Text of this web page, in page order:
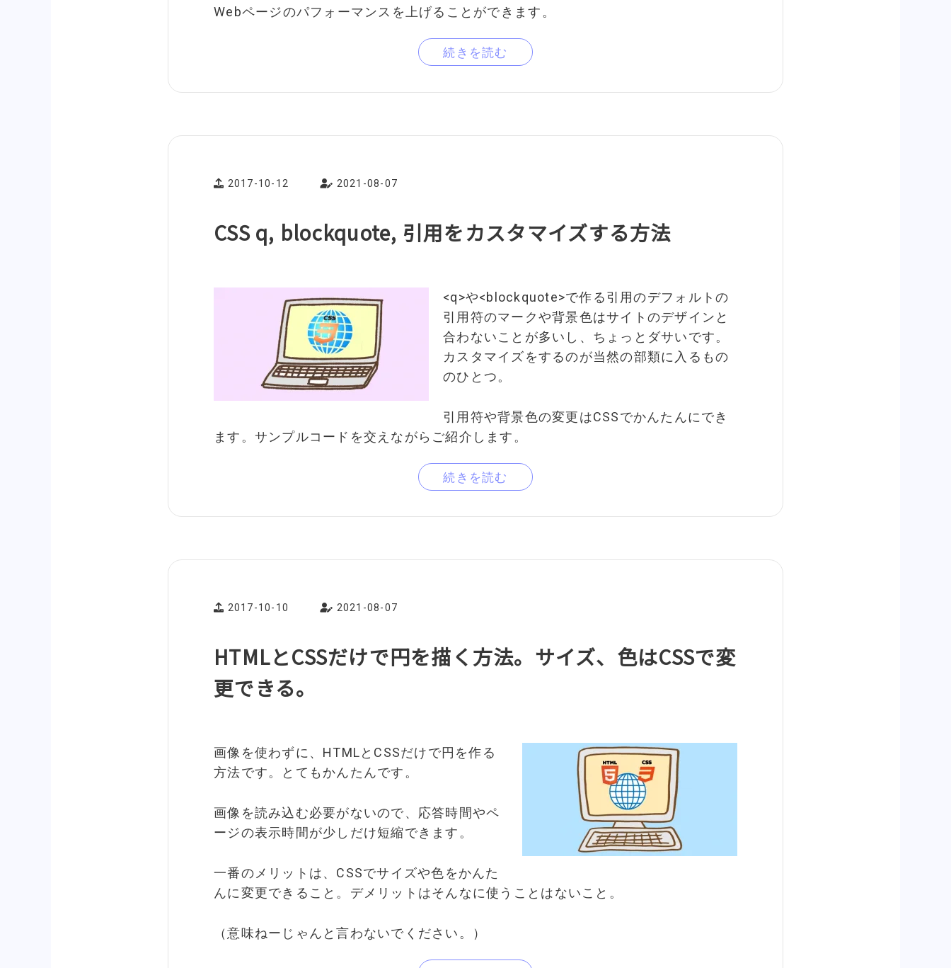
Webページのパフォーマンスを上げることができます。
続きを読む
2017-10-12 2021-08-07
CSS q, blockquote, 引用をカスタマイズする方法
<q>や<blockquote>で作る引用のデフォルトの
引用符のマークや背景色はサイトのデザインと
合わないことが多いし、ちょっとダサいです。
カスタマイズをするのが当然の部類に入るもの
のひとつ。
引用符や背景色の変更はCSSでかんたんにでき
ます。サンプルコードを交えながらご紹介します。
続きを読む
2017-10-10 2021-08-07
HTMLとCSSだけで円を描く方法。サイズ、色はCSSで変
更できる。
画像を使わずに、HTMLとCSSだけで円を作る
方法です。とてもかんたんです。
画像を読み込む必要がないので、応答時間やペ
ージの表示時間が少しだけ短縮できます。
一番のメリットは、CSSでサイズや色をかんた
んに変更できること。デメリットはそんなに使うことはないこと。
（意味ねーじゃんと言わないでください。）